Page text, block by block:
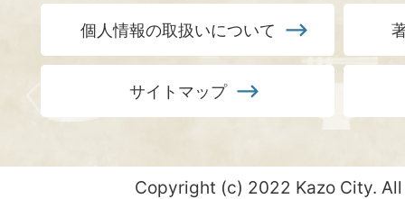
個人情報の取扱いについて
サイトマップ
Copyright (c) 2022 Kazo City.